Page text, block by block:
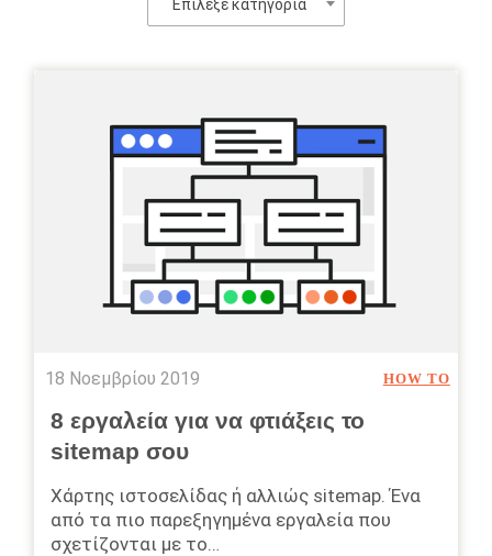
Επίλεξε κατηγορία
18 Νοεμβρίου 2019 HOW TO
8 εργαλεία για να φτιάξεις το
sitemap σου
Χάρτης ιστοσελίδας ή αλλιώς sitemap. Ένα
από τα πιο παρεξηγημένα εργαλεία που
σχετίζονται με το…